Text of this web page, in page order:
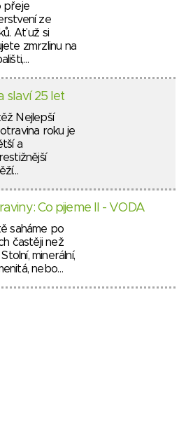
přeje
ze
Ať už si
zmrzlinu na
slaví 25 let
Nejlepší
roku je
a
Co pijeme II - VODA
saháme po
častěji než
Stolní, minerální,
nebo…